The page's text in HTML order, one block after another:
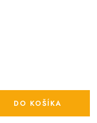
DO KOŠÍKA